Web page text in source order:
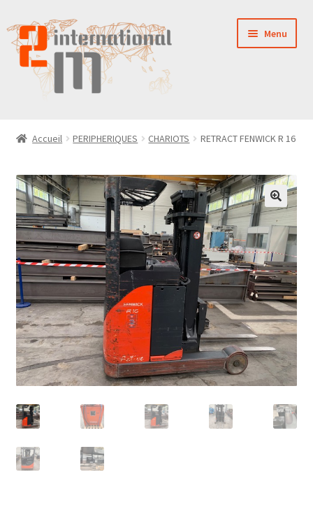
Aller
à
la
navigation
Aller
au
contenu
Menu
VENTES
PIÈCES DÉTACHÉES
CONTACT
Accueil PERIPHERIQUES CHARIOTS RETRACT FENWICK R 16